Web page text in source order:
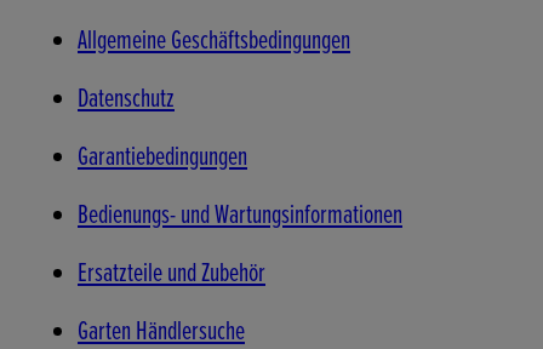
Allgemeine Geschäftsbedingungen
Datenschutz
Garantiebedingungen
Bedienungs- und Wartungsinformationen
Ersatzteile und Zubehör
Garten Händlersuche